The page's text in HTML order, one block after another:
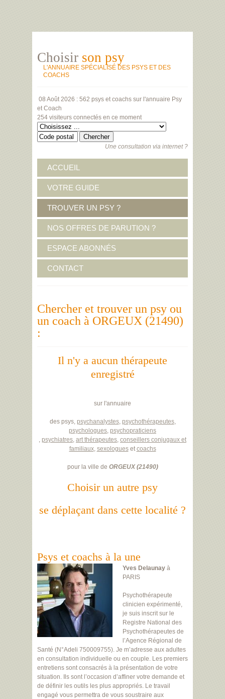
Choisir son psy
L'ANNUAIRE SPÉCIALISÉ DES PSYS ET DES
COACHS
08 Août 2026 : 562 psys et coachs sur l'annuaire Psy
et Coach
254 visiteurs connectés en ce moment
Une consultation via internet ?
ACCUEIL
VOTRE GUIDE
TROUVER UN PSY ?
NOS OFFRES DE PARUTION ?
ESPACE ABONNÉS
CONTACT
Chercher et trouver un psy ou
un coach à ORGEUX (21490)
:
Il n'y a aucun thérapeute
enregistré
sur l'annuaire
des psys, psychanalystes, psychothérapeutes,
psychologues, psychopraticiens
, psychiatres, art thérapeutes, conseillers conjugaux et
familiaux, sexologuesetcoachs
pour la ville de ORGEUX(21490)
Choisir un autre psy
se déplaçant dans cette localité ?
Psys et coachs à la une
Yves Delaunay à
PARIS
Psychothérapeute
clinicien expérimenté,
je suis inscrit sur le
Registre National des
Psychothérapeutes de
l’Agence Régional de
Santé (N°Adeli 750009755). Je m’adresse aux adultes
en consultation individuelle ou en couple. Les premiers
entretiens sont consacrés à la présentation de votre
situation. Ils sont l’occasion d’affiner votre demande et
de définir les outils les plus appropriés. Le travail
engagé vous permettra de vous soustraire aux